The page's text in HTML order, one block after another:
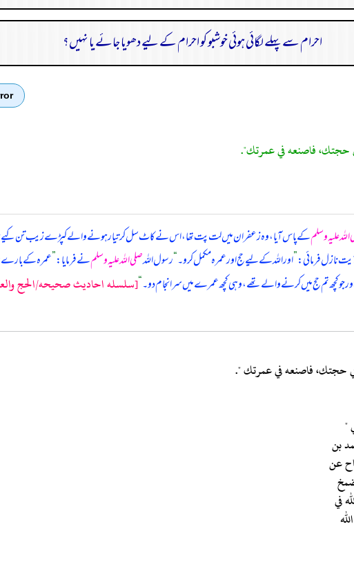
احرام سے پہلے لگائی ہوئی خوشبو کو احرام کے لیے دھویا جائے یا نہیں؟
حجتك، فاصنعه في عمرتك".
علیہ وسلمکے پاس آیا، وہ زعفران میں لت پت تھا، اس نے کاٹ سل کر تیار ہونے والے کپڑے زیب تن کیے
نازل فرمائی:”اور اللہ کے لیے حج اور عمرہ مکمل کرو۔“رسول اللہصلی اللہ علیہ وسلمنے فرمایا:”عمرہ کے بارے
جو کچھ تم حج میں کرنے والے تھے، وہی کچھ عمرے میں سرانجام دو۔“[سلسله احاديث صحيحه/الحج
حجتك، فاصنعه في عمرتك ".
عن
في